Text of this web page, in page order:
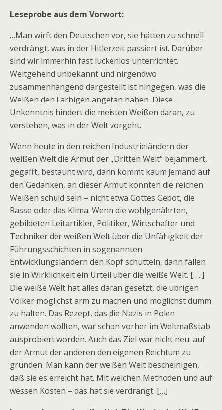
Leseprobe aus dem Vorwort:
…Man wirft den Deutschen vor, sie hätten zu schnell
verdrängt, was in der Hitlerzeit passiert ist. Darüber
sind wir immerhin fast lückenlos unterrichtet.
Weitgehend unbekannt und nirgendwo
zusammenhängend dargestellt ist hingegen, was die
Weißen den Farbigen angetan haben. Diese
Unkenntnis hindert die meisten Weißen daran, zu
verstehen, was in der Welt vorgeht.
Wenn heute in den reichen Industrieländern der
weißen Welt die Armut der „Dritten Welt“ bejammert,
gegafft, bestaunt wird, dann kommt kaum jemand auf
den Gedanken, an dieser Armut könnten die reichen
Weißen schuld sein – nicht etwa Gottes Gebot, die
Rasse oder das Klima. Wenn die wohlgenährten,
gebildeten Leitartikler, Politiker, Wirtschafter und
Techniker der weißen Welt über die Unfähigkeit der
Führungsschichten in sogenannten
Entwicklungsländern den Kopf schütteln, dann fällen
sie in Wirklichkeit ein Urteil über die weiße Welt. […..]
Die weiße Welt hat alles daran gesetzt, die übrigen
Völker möglichst arm zu machen und möglichst dumm
zu halten. Das Rezept, das die Nazis in Polen
anwenden wollten, war schon vorher im Weltmaßstab
ausprobiert worden. Auch das Ziel war nicht neu: auf
der Armut der anderen den eigenen Reichtum zu
gründen. Man kann der weißen Welt bescheinigen,
daß sie es erreicht hat. Mit welchen Methoden und auf
wessen Kosten – das hat sie verdrängt. […]